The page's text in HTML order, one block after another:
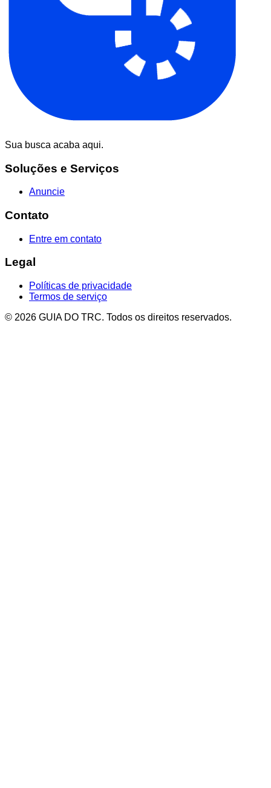
Sua busca acaba aqui.
Soluções e Serviços
Anuncie
Contato
Entre em contato
Legal
Políticas de privacidade
Termos de serviço
© 2026 GUIA DO TRC. Todos os direitos reservados.